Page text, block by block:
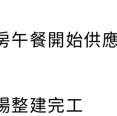
午餐開始供
整建完工